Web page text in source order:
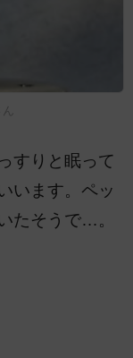
すりと眠って
います。ペッ
たそうで…。